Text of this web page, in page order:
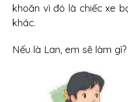
khoăn vì đó là chiếc xe
khác.
Nếu là Lan, em sẽ làm gì?